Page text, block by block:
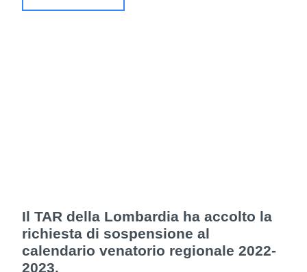
Il TAR della Lombardia ha accolto la
richiesta di sospensione al
calendario venatorio regionale 2022-
2023.